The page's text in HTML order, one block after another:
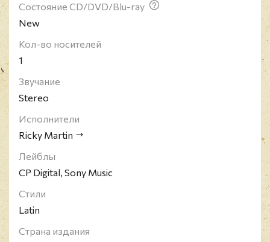
Состояние CD/DVD/Blu-ray
New
Кол-во носителей
1
Звучание
Stereo
Исполнители
Ricky Martin
Лейблы
CP Digital, Sony Music
Стили
Latin
Страна издания